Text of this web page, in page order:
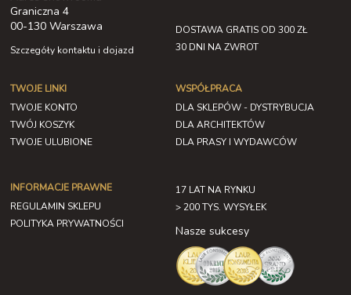
Graniczna 4
00-130 Warszawa
Szczegóły kontaktu i dojazd
DOSTAWA GRATIS OD 300 ZŁ
30 DNI NA ZWROT
TWOJE LINKI
TWOJE KONTO
TWÓJ KOSZYK
TWOJE ULUBIONE
INFORMACJE PRAWNE
REGULAMIN SKLEPU
POLITYKA PRYWATNOŚCI
WSPÓŁPRACA
DLA SKLEPÓW - DYSTRYBUCJA
DLA ARCHITEKTÓW
DLA PRASY I WYDAWCÓW
17 LAT NA RYNKU
> 200 TYS. WYSYŁEK
Nasze sukcesy